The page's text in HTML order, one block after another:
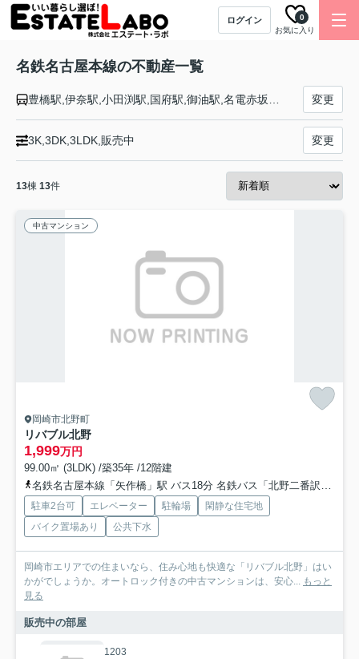
ログイン
お気に入り
0
名鉄名古屋本線の不動産一覧
変更
3K,3DK,3LDK,販売中 変更
13棟 13件
中古マンション
岡崎市北野町
リバブル北野
1,999万円
99.00㎡ (3LDK) /築35年 /12階建
名鉄名古屋本線「矢作橋」駅 バス18分 名鉄バス「北野二番訳」 停歩9分
駐車2台可 エレベーター 駐輪場
閑静な住宅地
バイク置場あり
公共下水
岡崎市エリアでの住まいなら、住み心地も快適な「リバブル北野」はい
かがでしょうか。オートロック付きの中古マンションは、安心... もっと
見る
販売中の部屋
1203